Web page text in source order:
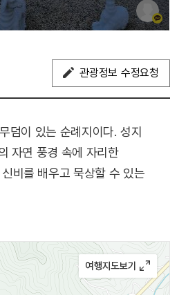
관광정보 수정요청
덤이 있는 순례지이다. 성지
자연 풍경 속에 자리한
비를 배우고 묵상할 수 있는